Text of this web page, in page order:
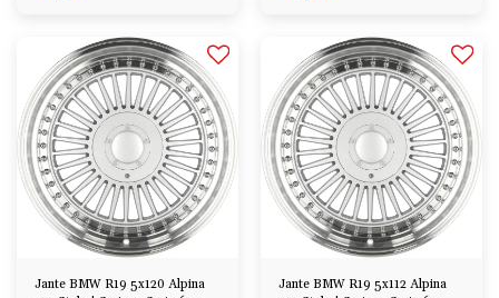
Jante BMW R19 5x120 Alpina
Jante BMW R19 5x112 Alpina